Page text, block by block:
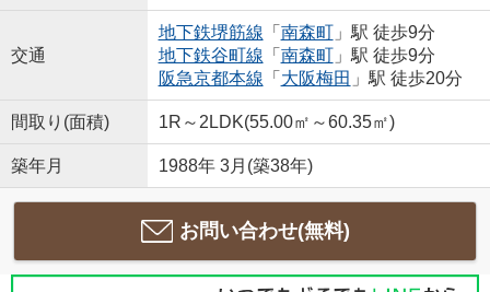
交通
地下鉄堺筋線 「 南森町」駅 徒歩9分
地下鉄谷町線 「 南森町」駅 徒歩9分
阪急京都本線 「 大阪梅田 」駅 徒歩20分
間取り(面積) 1R～2LDK(55.00㎡～60.35㎡)
築年月 1988年 3月(築38年)
お問い合わせ(無料)